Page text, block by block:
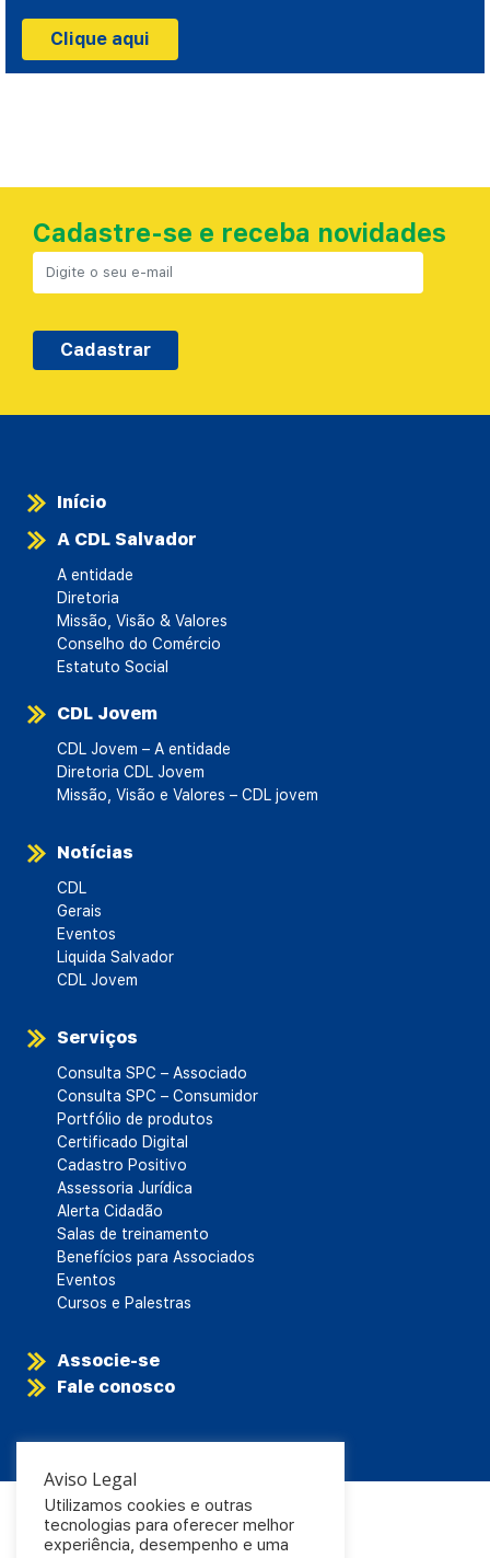
Clique aqui
Cadastre-se e receba novidades
Cadastrar
Início
A CDL Salvador
A entidade
Diretoria
Missão, Visão & Valores
Conselho do Comércio
Estatuto Social
CDL Jovem
CDL Jovem – A entidade
Diretoria CDL Jovem
Missão, Visão e Valores – CDL jovem
Notícias
CDL
Gerais
Eventos
Liquida Salvador
CDL Jovem
Serviços
Consulta SPC – Associado
Consulta SPC – Consumidor
Portfólio de produtos
Certificado Digital
Cadastro Positivo
Assessoria Jurídica
Alerta Cidadão
Salas de treinamento
Benefícios para Associados
Eventos
Cursos e Palestras
Associe-se
Fale conosco
Aviso Legal
Utilizamos cookies e outras
tecnologias para oferecer melhor
experiência, desempenho e uma